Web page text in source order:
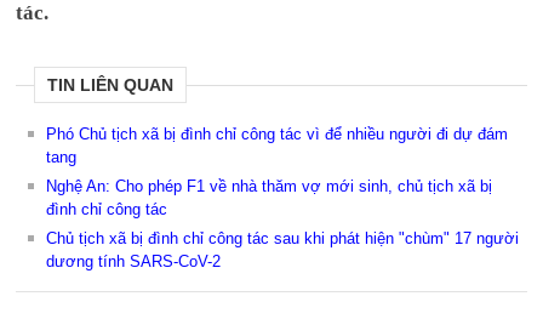
tác.
TIN LIÊN QUAN
Phó Chủ tịch xã bị đình chỉ công tác vì để nhiều người đi dự đám
tang
Nghệ An: Cho phép F1 về nhà thăm vợ mới sinh, chủ tịch xã bị
đình chỉ công tác
Chủ tịch xã bị đình chỉ công tác sau khi phát hiện "chùm" 17 người
dương tính SARS-CoV-2